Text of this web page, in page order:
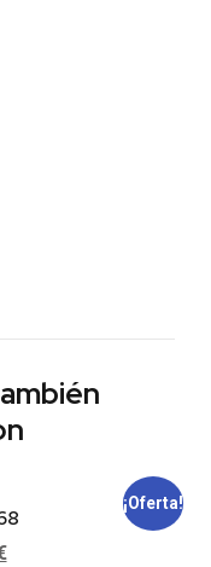
¡Oferta!